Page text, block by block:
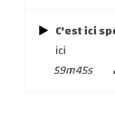
C'est ici
ici
59m45s